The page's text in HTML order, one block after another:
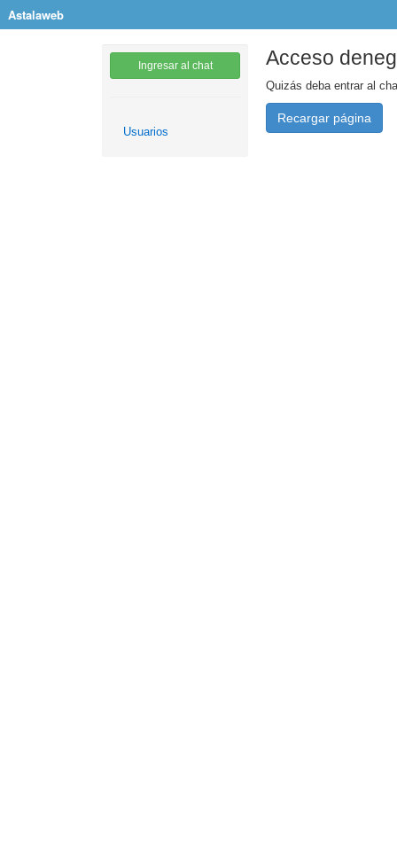
Astalaweb
Ingresar al chat
Usuarios
Acceso
Quizás deba entrar al
Recargar página